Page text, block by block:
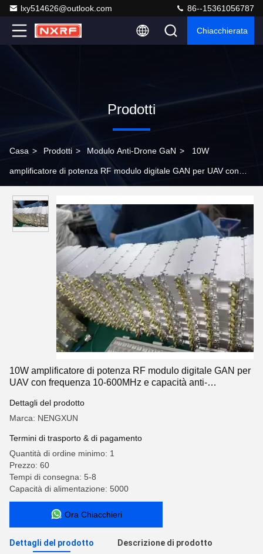
lxy514626@outlook.com 86--15361056787
Chiacchierata
Prodotti
Casa > Prodotti > Modulo Anti-Drone GaN > 10W
amplificatore di potenza RF modulo digitale GAN per UAV con
10W amplificatore di potenza RF modulo digitale GAN per
UAV con frequenza 10-600MHz e capacità anti-
Dettagli del prodotto
Marca: NENGXUN
Termini di trasporto & di pagamento
Quantità di ordine minimo: 1
Prezzo: 60
Tempi di consegna: 5-8
Capacità di alimentazione: 5000
Ora Chiacchieri
Dettagli del prodotto Descrizione di prodotto